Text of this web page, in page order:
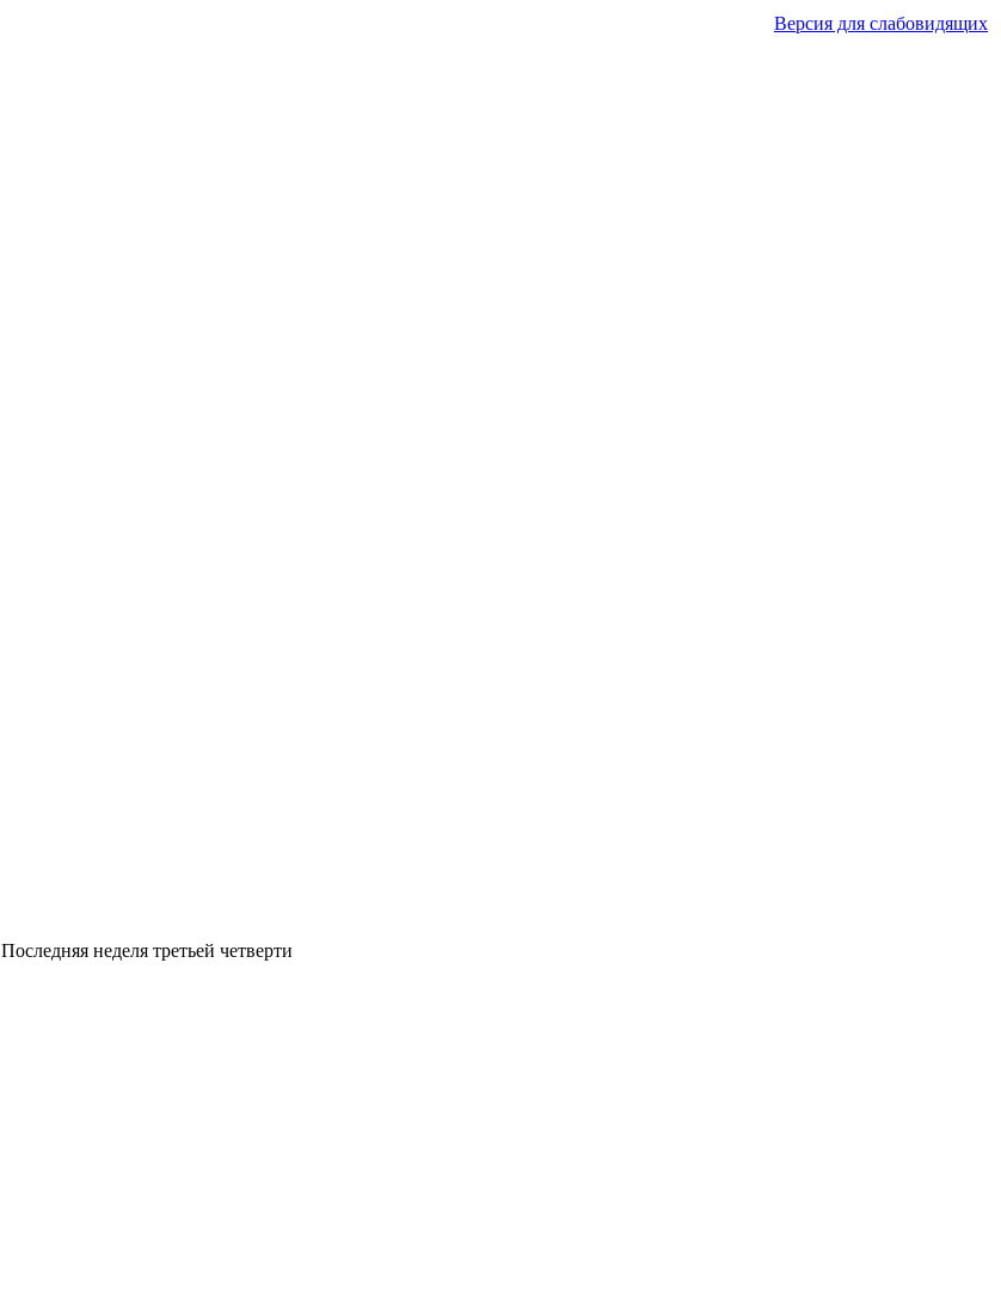
Версия для слабовидящих
Последняя неделя третьей четверти